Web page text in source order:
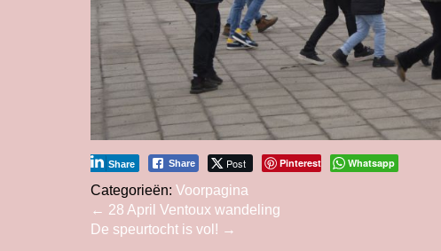
Share Post
Share Pinterest Whatsapp
Categorieën: Voorpagina
Bericht
navigatie
← 28 April Ventoux wandeling
De speurtocht is vol! →